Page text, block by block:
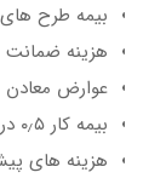
بیمه طرح های
هزینه ضمانت نامه
عوارض معادن ۰٫۱ درصد.
بیمه کار ۰٫۵ درصد.
هزینه های پیش